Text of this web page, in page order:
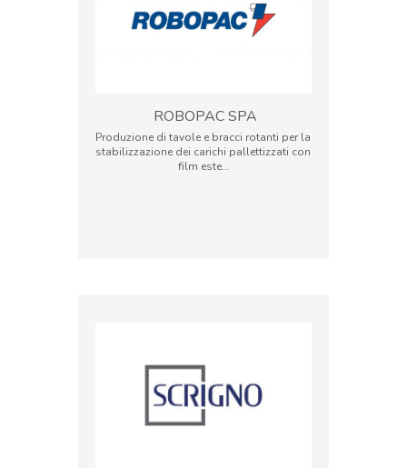
ROBOPAC SPA
Produzione di tavole e bracci rotanti per la
stabilizzazione dei carichi pallettizzati con
film este…